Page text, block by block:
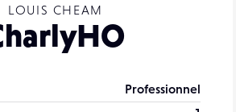
LOUIS CHEAM
Professionnel